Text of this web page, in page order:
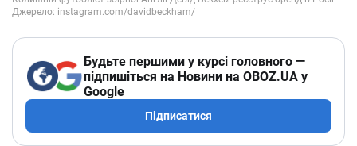
Будьте першими у курсі головного —
підпишіться на Новини на OBOZ.UA у
Google
Підписатися